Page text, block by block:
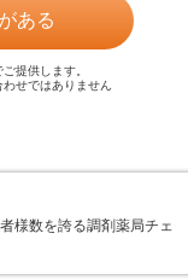
ある
提供します。
せではありません
様数を誇る調剤薬局チェ